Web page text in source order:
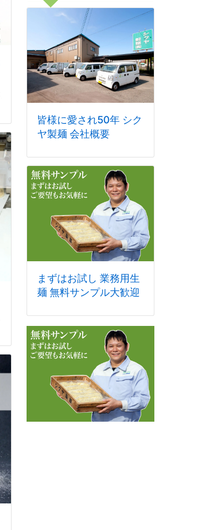
皆様に愛され50年 シク
ヤ製麺 会社概要
まずはお試し 業務用生
麺 無料サンプル大歓迎